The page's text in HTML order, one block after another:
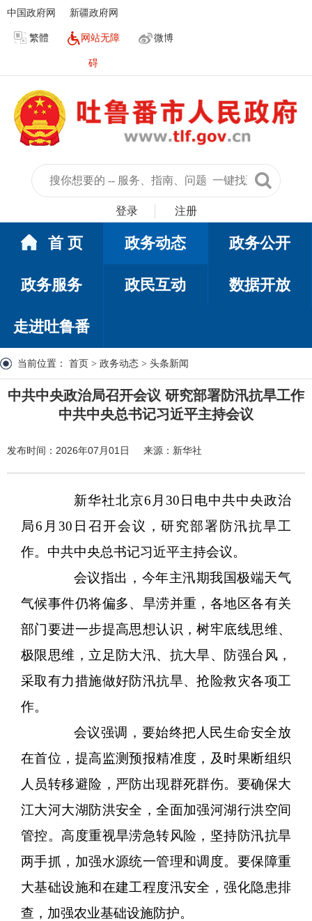
中国政府网 新疆政府网
繁體 网站无障
碍
微博
登录 注册
首 页 政务动态 政务公开
政务服务 政民互动 数据开放
走进吐鲁番
当前位置： 首页 > 政务动态 > 头条新闻
中共中央政治局召开会议 研究部署防汛抗旱工作
中共中央总书记习近平主持会议
发布时间：2026年07月01日 来源：新华社
新华社北京6月30日电中共中央政治
局6月30日召开会议，研究部署防汛抗旱工
作。中共中央总书记习近平主持会议。
会议指出，今年主汛期我国极端天气
气候事件仍将偏多、旱涝并重，各地区各有关
部门要进一步提高思想认识，树牢底线思维、
极限思维，立足防大汛、抗大旱、防强台风，
采取有力措施做好防汛抗旱、抢险救灾各项工
作。
会议强调，要始终把人民生命安全放
在首位，提高监测预报精准度，及时果断组织
人员转移避险，严防出现群死群伤。要确保大
江大河大湖防洪安全，全面加强河湖行洪空间
管控。高度重视旱涝急转风险，坚持防汛抗旱
两手抓，加强水源统一管理和调度。要保障重
大基础设施和在建工程度汛安全，强化隐患排
查，加强农业基础设施防护。